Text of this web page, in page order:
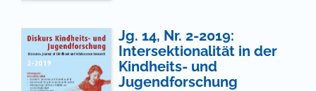
Jg. 14, Nr. 2-2019:
Intersektionalität in der
Kindheits- und
Jugendforschung